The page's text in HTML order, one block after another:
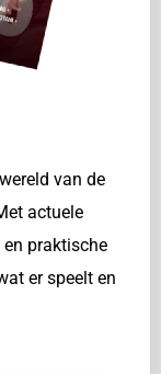
van de
actuele
praktische
er speelt en